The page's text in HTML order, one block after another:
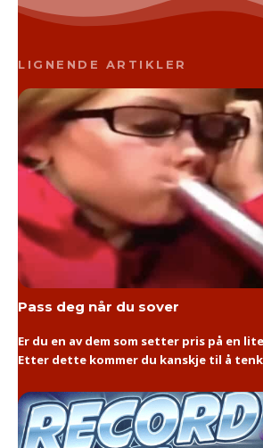
LIGNENDE ARTIKLER
Pass deg når du sover
Er du en av dem som setter pris på en
Etter dette kommer du kanskje til å